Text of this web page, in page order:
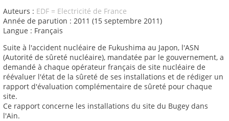
Auteurs : EDF = Electricité de France
Année de parution : 2011 (15 septembre 2011)
Langue : Français
Suite à l'accident nucléaire de Fukushima au Japon, l'ASN
(Autorité de sûreté nucléaire), mandatée par le gouvernement, a
demandé à chaque opérateur français de site nucléaire de
réévaluer l'état de la sûreté de ses installations et de rédiger un
rapport d'évaluation complémentaire de sûreté pour chaque
site.
Ce rapport concerne les installations du site du Bugey dans
l'Ain.